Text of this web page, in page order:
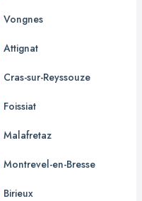
Vongnes
Attignat
Cras-sur-Reyssouze
Foissiat
Malafretaz
Montrevel-en-Bresse
Birieux